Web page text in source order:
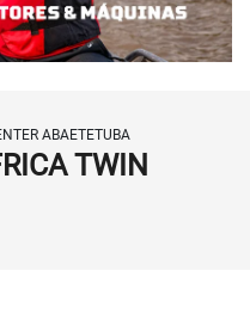
ABAETETUBA
TWIN